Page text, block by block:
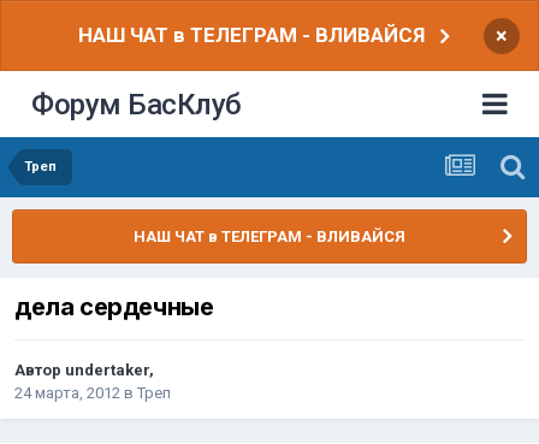
НАШ ЧАТ в ТЕЛЕГРАМ - ВЛИВАЙСЯ ×
Форум БасКлуб
Треп
НАШ ЧАТ в ТЕЛЕГРАМ - ВЛИВАЙСЯ
дела сердечные
Автор undertaker,
24 марта, 2012 в Треп